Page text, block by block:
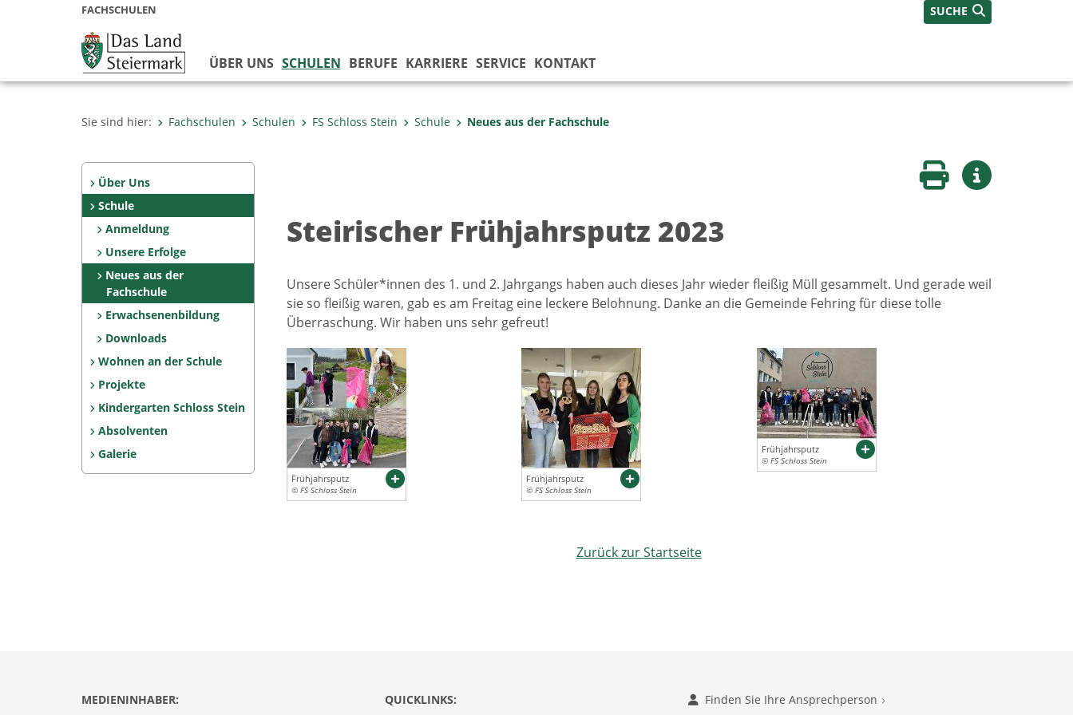
FACHSCHULEN SUCHE
ÜBER UNS SCHULEN BERUFE KARRIERE SERVICE KONTAKT
Sie sind hier: Fachschulen Schulen FS Schloss Stein Schule Neues aus der Fachschule
Über Uns
Schule
Anmeldung
Unsere Erfolge
Neues aus der
Fachschule
Erwachsenenbildung
Downloads
Wohnen an der Schule
Projekte
Kindergarten Schloss Stein
Absolventen
Galerie
Seite druckenWeitere Infos
Steirischer Frühjahrsputz 2023
Unsere Schüler*innen des 1. und 2. Jahrgangs haben auch dieses Jahr wieder fleißig Müll gesammelt. Und gerade weil
sie so fleißig waren, gab es am Freitag eine leckere Belohnung. Danke an die Gemeinde Fehring für diese tolle
Überraschung. Wir haben uns sehr gefreut!
Frühjahrsputz
© FS Schloss Stein
Frühjahrsputz
© FS Schloss Stein
Frühjahrsputz
© FS Schloss Stein
Zurück zur Startseite
MEDIENINHABER: QUICKLINKS: Finden Sie Ihre Ansprechperson